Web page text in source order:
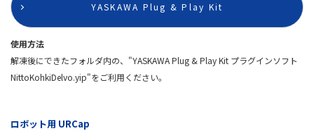
YASKAWA Plug & Play Kit
使用方法
解凍後にできたフォルダ内の、"YASKAWA Plug & Play Kit プラグインソフト
NittoKohkiDelvo.yip"をご利用ください。
ロボット用 URCap